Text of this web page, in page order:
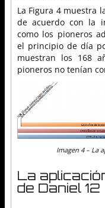
La Figura 4 muestra
de acuerdo con la
como los pioneros
el principio de día
muestran los 168
pioneros no tenían
Imagen 4 – La
La
de Daniel 12